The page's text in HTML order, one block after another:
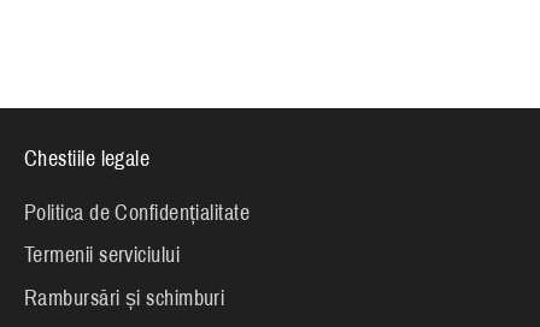
Chestiile legale
Politica de Confidențialitate
Termenii serviciului
Rambursări și schimburi